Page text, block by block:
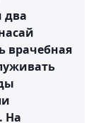
два
врачебная
На